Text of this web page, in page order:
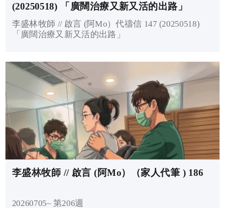
(20250518) 「廣闊治療又新又活的出路」
李盛林牧師 // 啟言 (阿Mo）代禱信 147 (20250518)
「廣闊治療又新又活的出路」
李盛林牧師 // 啟言 (阿Mo）（家人代筆 ) 186
20260705– 第206週